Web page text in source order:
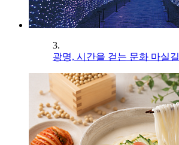
3.
광명, 시간을 걷는 문화 마실길